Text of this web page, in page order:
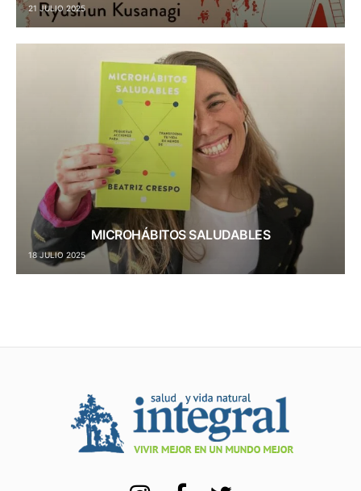
21 JULIO 2025
MICROHÁBITOS SALUDABLES
18 JULIO 2025